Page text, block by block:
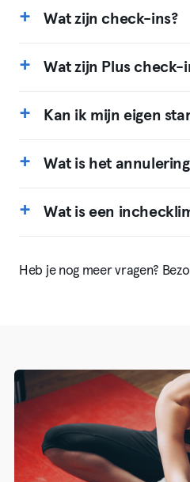
Wat zijn check-ins?
Wat zijn Plus check-
Kan ik mijn eigen
Wat is het
Wat is een
Heb je nog meer vragen?